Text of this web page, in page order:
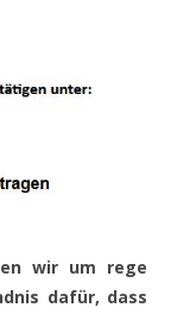
wir um rege
dafür, dass